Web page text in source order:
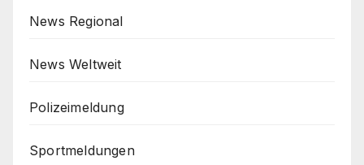
News Regional
News Weltweit
Polizeimeldung
Sportmeldungen